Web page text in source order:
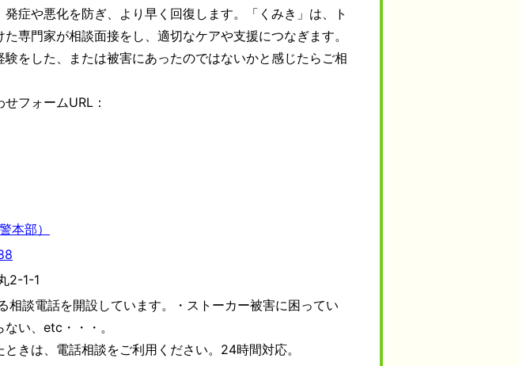
症や悪化を防ぎ、より早く回復します。「くみき」は、ト
専門家が相談面接をし、適切なケアや支援につなぎます。
験をした、または被害にあったのではないかと感じたらご相
フォームURL：
本部）
2-1-1
相談電話を開設しています。・ストーカー被害に困ってい
い、etc・・・。
きは、電話相談をご利用ください。24時間対応。